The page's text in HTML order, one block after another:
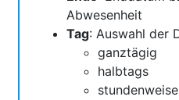
Abwesenheit
Tag: Auswahl der
ganztägig
halbtags
stundenweise